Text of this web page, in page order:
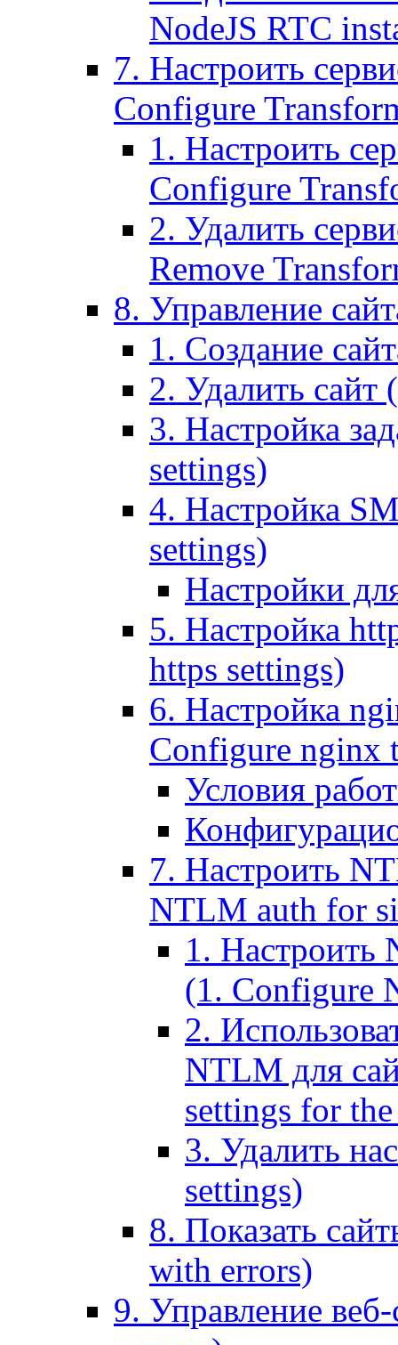
NodeJS RTC
7. Настроить
Configure
1. Настроить
Configure
2. Удалить
Remove
8. Управление
1. Создание
2. Удалить сайт
3. Настройка
settings)
4. Настройка
settings)
Настройки
5. Настройка
https settings)
6. Настройка
Configure nginx
Условия
7. Настроить
NTLM auth for
1. Настроить
(1. Configure
2.
NTLM для
settings for
3. Удалить
settings)
8. Показать
with errors)
9. Управление